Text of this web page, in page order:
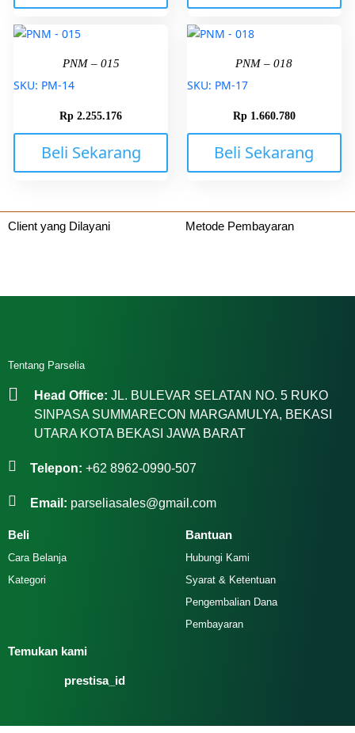
PNM – 015
SKU: PM-14
Rp 2.255.176
Beli Sekarang
PNM – 018
SKU: PM-17
Rp1.660.780
Beli Sekarang
Client yang Dilayani Metode Pembayaran
Tentang Parselia
Head Office: JL. BULEVAR SELATAN NO. 5 RUKO
SINPASA SUMMARECON MARGAMULYA, BEKASI
UTARA KOTA BEKASI JAWA BARAT
Telepon: +62 8962-0990-507
Email: parseliasales@gmail.com
Beli
Cara Belanja
Kategori
Bantuan
Hubungi Kami
Syarat & Ketentuan
Pengembalian Dana
Pembayaran
Temukan kami
prestisa_id